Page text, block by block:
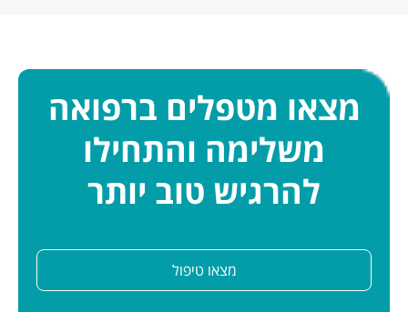
מצאו מטפלים ברפואה
משלימה והתחילו
להרגיש טוב יותר
מצאו טיפול